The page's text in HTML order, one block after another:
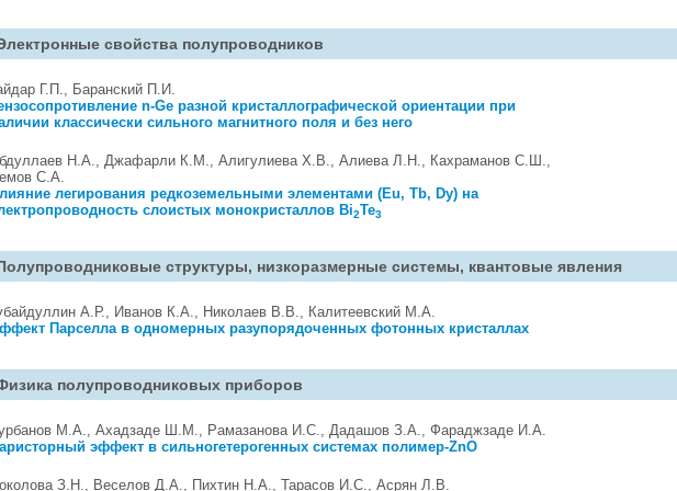
свойства полупроводников
Г.П., Баранский П.И.
n-Ge разной кристаллографической ориентации при
классически сильного магнитного поля и без него
Н.А., Джафарли К.М., Алигулиева Х.В., Алиева Л.Н., Кахраманов С.Ш.,
С.А.
легирования редкоземельными элементами (Eu, Tb, Dy) на
слоистых монокристаллов Bi2Te3
структуры, низкоразмерные системы, квантовые явления
А.Р., Иванов К.А., Николаев В.В., Калитеевский М.А.
Парселла в одномерных разупорядоченных фотонных кристаллах
полупроводниковых приборов
М.А., Ахадзаде Ш.М., Рамазанова И.С., Дадашов З.А., Фараджзаде И.А.
эффект в сильногетерогенных системах полимер-ZnO
З.Н., Веселов Д.А., Пихтин Н.А., Тарасов И.С., Асрян Л.В.